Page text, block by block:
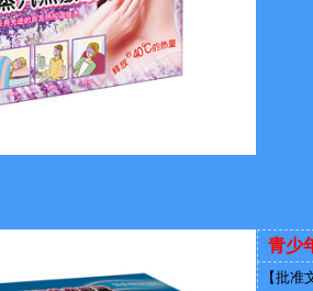
青少
【批准